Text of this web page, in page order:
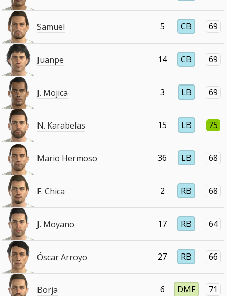
Samuel 5 CB 69
Juanpe 14 CB 69
J. Mojica 3 LB 69
N. Karabelas 15 LB 75
Mario Hermoso 36 LB 68
F. Chica 2 RB 68
J. Moyano 17 RB 64
Óscar Arroyo 27 RB 66
Borja 6 DMF 71